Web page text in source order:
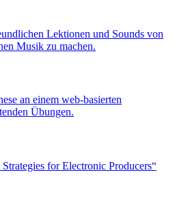
Lektionen und Sounds von
Musik zu machen.
an einem web-basierten
Übungen.
for Electronic Producers“